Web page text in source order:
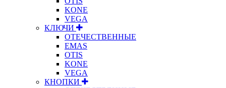
KONE
VEGA
КЛЮЧИ
ОТЕЧЕСТВЕННЫЕ
EMAS
OTIS
KONE
VEGA
КНОПКИ